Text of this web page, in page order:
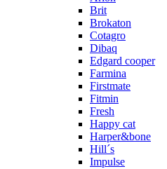
Brit
Brokaton
Cotagro
Dibaq
Edgard cooper
Farmina
Firstmate
Fitmin
Fresh
Happy cat
Harper&bone
Hill´s
Impulse